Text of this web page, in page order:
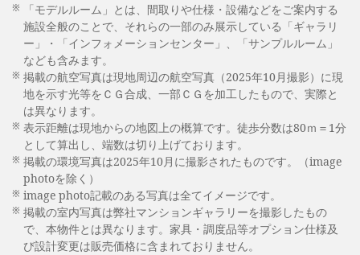
※
「モデルルーム」とは、間取りや仕様・設備などをご案内する
施設全般のことで、それらの一部のみ展示している「ギャラリ
ー」・「インフォメーションセンター」、「サンプルルーム」
なども含みます。
※ 掲載の航空写真は現地周辺の航空写真（2025年10月撮影）に現
地を示す光等をＣＧ合成、一部ＣＧを加工したもので、実際と
は異なります。
※ 表示距離は現地からの地図上の概算です。徒歩分数は80ｍ＝1分
として算出し、端数は切り上げております。
※ 掲載の環境写真は2025年10月に撮影されたものです。（image
photoを除く）
※ image photo記載のある写真は全てイメージです。
※ 掲載の室内写真は弊社マンションギャラリーを撮影したもの
で、本物件とは異なります。家具・調度品等オプション仕様及
び設計変更は販売価格に含まれておりません。